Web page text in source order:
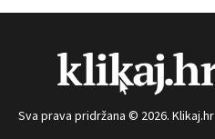
Sva prava pridržana © 2026. Klikaj.hr